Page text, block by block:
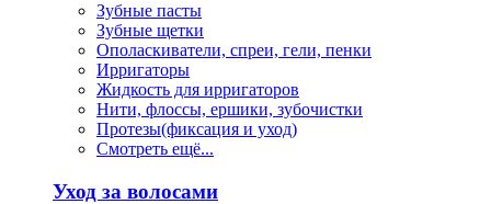
Зубные пасты
Зубные щетки
Ополаскиватели, спреи, гели, пенки
Ирригаторы
Жидкость для ирригаторов
Нити, флоссы, ершики, зубочистки
Протезы(фиксация и уход)
Смотреть ещё...
Уход за волосами